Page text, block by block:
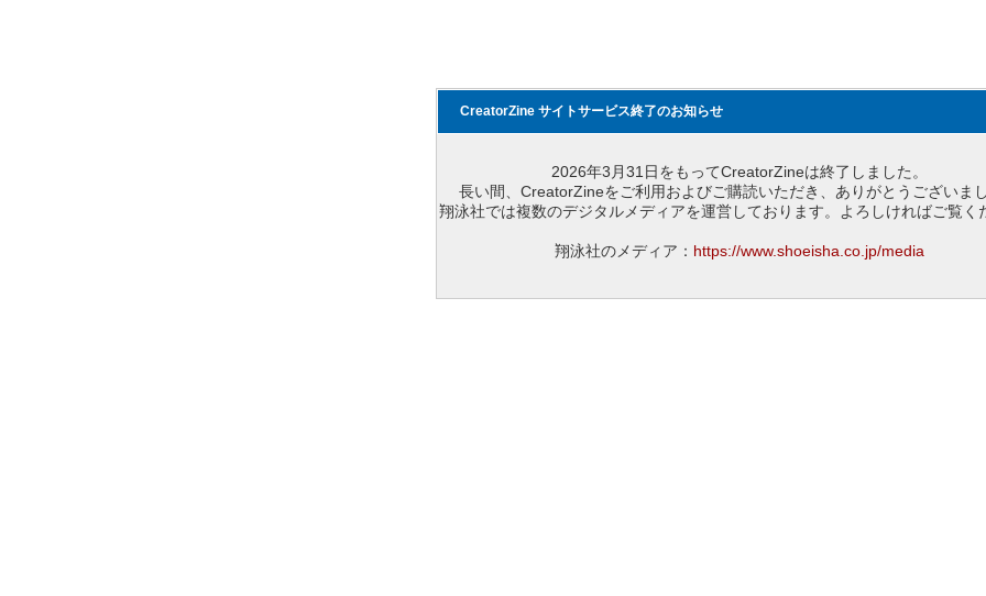
CreatorZine サイトサービス終了のお知らせ
2026年3月31日をもってCreatorZineは終了しました。
長い間、CreatorZineをご利用およびご購読いただき、ありがとうございまし
翔泳社では複数のデジタルメディアを運営しております。よろしければご覧く
翔泳社のメディア： https://www.shoeisha.co.jp/media